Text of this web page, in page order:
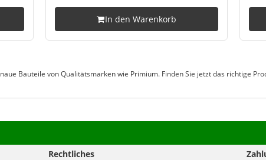
In den Warenkorb
Bauteile von Qualitätsmarken wie Primium. Finden Sie jetzt das richtige
Rechtliches